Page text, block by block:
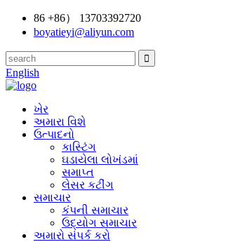
86 +86） 13703392720
boyatieyi@aliyun.com
English
ખેર
અમારા વિશે
ઉત્પાદનો
કાસ્ટિંગ
ઘડાયેલા લોખંડમાં
સમાપ્ત
લેસર કટીંગ
સમાચાર
કંપની સમાચાર
ઉદ્યોગ સમાચાર
અમારો સંપર્ક કરો